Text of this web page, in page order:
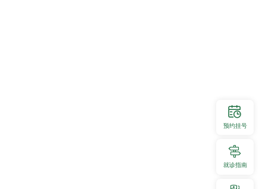
预约挂号
就诊指南